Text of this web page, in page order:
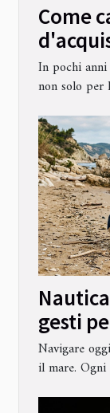
Come
digitale
In pochi
non solo per
gesti
Navigare
il mare.